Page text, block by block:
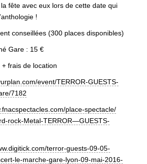
fête avec eux lors de cette date qui
!
conseillées (300 places disponibles)
Gare : 15 €
frais de location
event/TERROR-GUESTS-
7182
place-spectacle/
rock-Metal-TERROR—GUESTS-
terror-guests-09-05-
le-marche-gare-lyon-09-mai-2016-